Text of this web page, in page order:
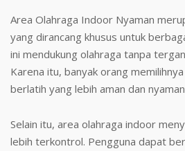
Area Olahraga Indoor Nyaman
yang dirancang khusus untuk
ini mendukung olahraga tanpa
Karena itu, banyak orang
berlatih yang lebih aman dan
Selain itu, area olahraga indoor
lebih terkontrol. Pengguna dapat